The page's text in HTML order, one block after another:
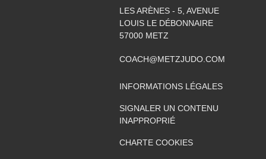
LES ARÈNES - 5, AVENUE
LOUIS LE DÉBONNAIRE
57000 METZ
COACH@METZJUDO.COM
INFORMATIONS LÉGALES
SIGNALER UN CONTENU
INAPPROPRIÉ
CHARTE COOKIES